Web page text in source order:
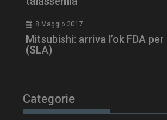
8 Maggio 2017
Mitsubishi: arriva l’ok FDA
(SLA)
Categorie